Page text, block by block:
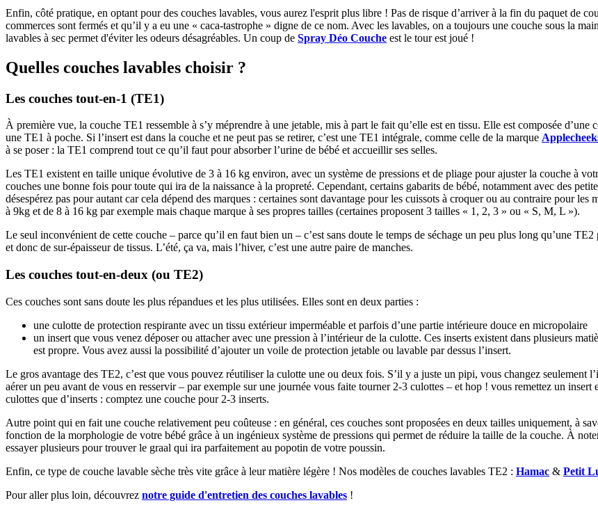
Enfin, côté pratique, en optant pour des couches lavables, vous aurez l'esprit plus libre ! Pas de risque d’arriver à la fin du paquet de
commerces sont fermés et qu’il y a eu une « caca-tastrophe » digne de ce nom. Avec les lavables, on a toujours une couche sous la
lavables à sec permet d'éviter les odeurs désagréables. Un coup de Spray Déo Couche est le tour est joué !
Quelles couches lavables choisir ?
Les couches tout-en-1 (TE1)
À première vue, la couche TE1 ressemble à s’y méprendre à une jetable, mis à part le fait qu’elle est en tissu. Elle est composée
une TE1 à poche. Si l’insert est dans la couche et ne peut pas se retirer, c’est une TE1 intégrale, comme celle de la marque
à se poser : la TE1 comprend tout ce qu’il faut pour absorber l’urine de bébé et accueillir ses selles.
Les TE1 existent en taille unique évolutive de 3 à 16 kg environ, avec un système de pressions et de pliage pour ajuster la couche à
couches une bonne fois pour toute qui ira de la naissance à la propreté. Cependant, certains gabarits de bébé, notamment avec des
désespérez pas pour autant car cela dépend des marques : certaines sont davantage pour les cuissots à croquer ou au contraire pour
à 9kg et de 8 à 16 kg par exemple mais chaque marque à ses propres tailles (certaines proposent 3 tailles « 1, 2, 3 » ou « S, M, L »).
Le seul inconvénient de cette couche – parce qu’il en faut bien un – c’est sans doute le temps de séchage un peu plus long qu’une
et donc de sur-épaisseur de tissus. L’été, ça va, mais l’hiver, c’est une autre paire de manches.
Les couches tout-en-deux (ou TE2)
Ces couches sont sans doute les plus répandues et les plus utilisées. Elles sont en deux parties :
une culotte de protection respirante avec un tissu extérieur imperméable et parfois d’une partie intérieure douce en micropolaire
un insert que vous venez déposer ou attacher avec une pression à l’intérieur de la culotte. Ces inserts existent dans plusieurs
est propre. Vous avez aussi la possibilité d’ajouter un voile de protection jetable ou lavable par dessus l’insert.
Le gros avantage des TE2, c’est que vous pouvez réutiliser la culotte une ou deux fois. S’il y a juste un pipi, vous changez seulement
aérer un peu avant de vous en resservir – par exemple sur une journée vous faite tourner 2-3 culottes – et hop ! vous remettez un insert
culottes que d’inserts : comptez une couche pour 2-3 inserts.
Autre point qui en fait une couche relativement peu coûteuse : en général, ces couches sont proposées en deux tailles uniquement, à
fonction de la morphologie de votre bébé grâce à un ingénieux système de pressions qui permet de réduire la taille de la couche. À
essayer plusieurs pour trouver le graal qui ira parfaitement au popotin de votre poussin.
Enfin, ce type de couche lavable sèche très vite grâce à leur matière légère ! Nos modèles de couches lavables TE2 : Hamac & Petit
Pour aller plus loin, découvrez notre guide d'entretien des couches lavables !